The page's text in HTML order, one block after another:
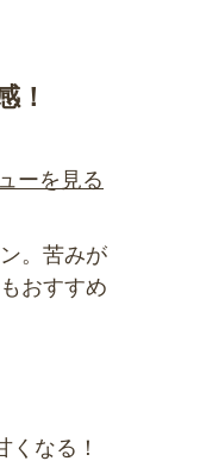
！
ーを見る
。苦みが
おすすめ
なる！